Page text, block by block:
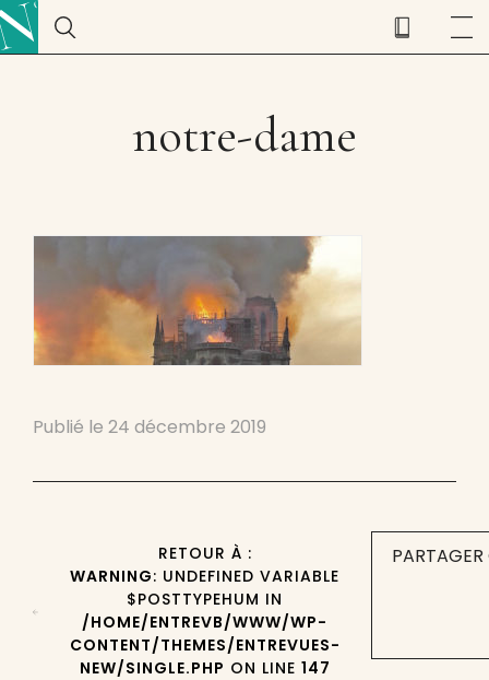
notre-dame
Publié le 24 décembre 2019
RETOUR À :
WARNING: UNDEFINED VARIABLE
$POSTTYPEHUM IN
/HOME/ENTREVB/WWW/WP-
CONTENT/THEMES/ENTREVUES-
NEW/SINGLE.PHP ON LINE 147